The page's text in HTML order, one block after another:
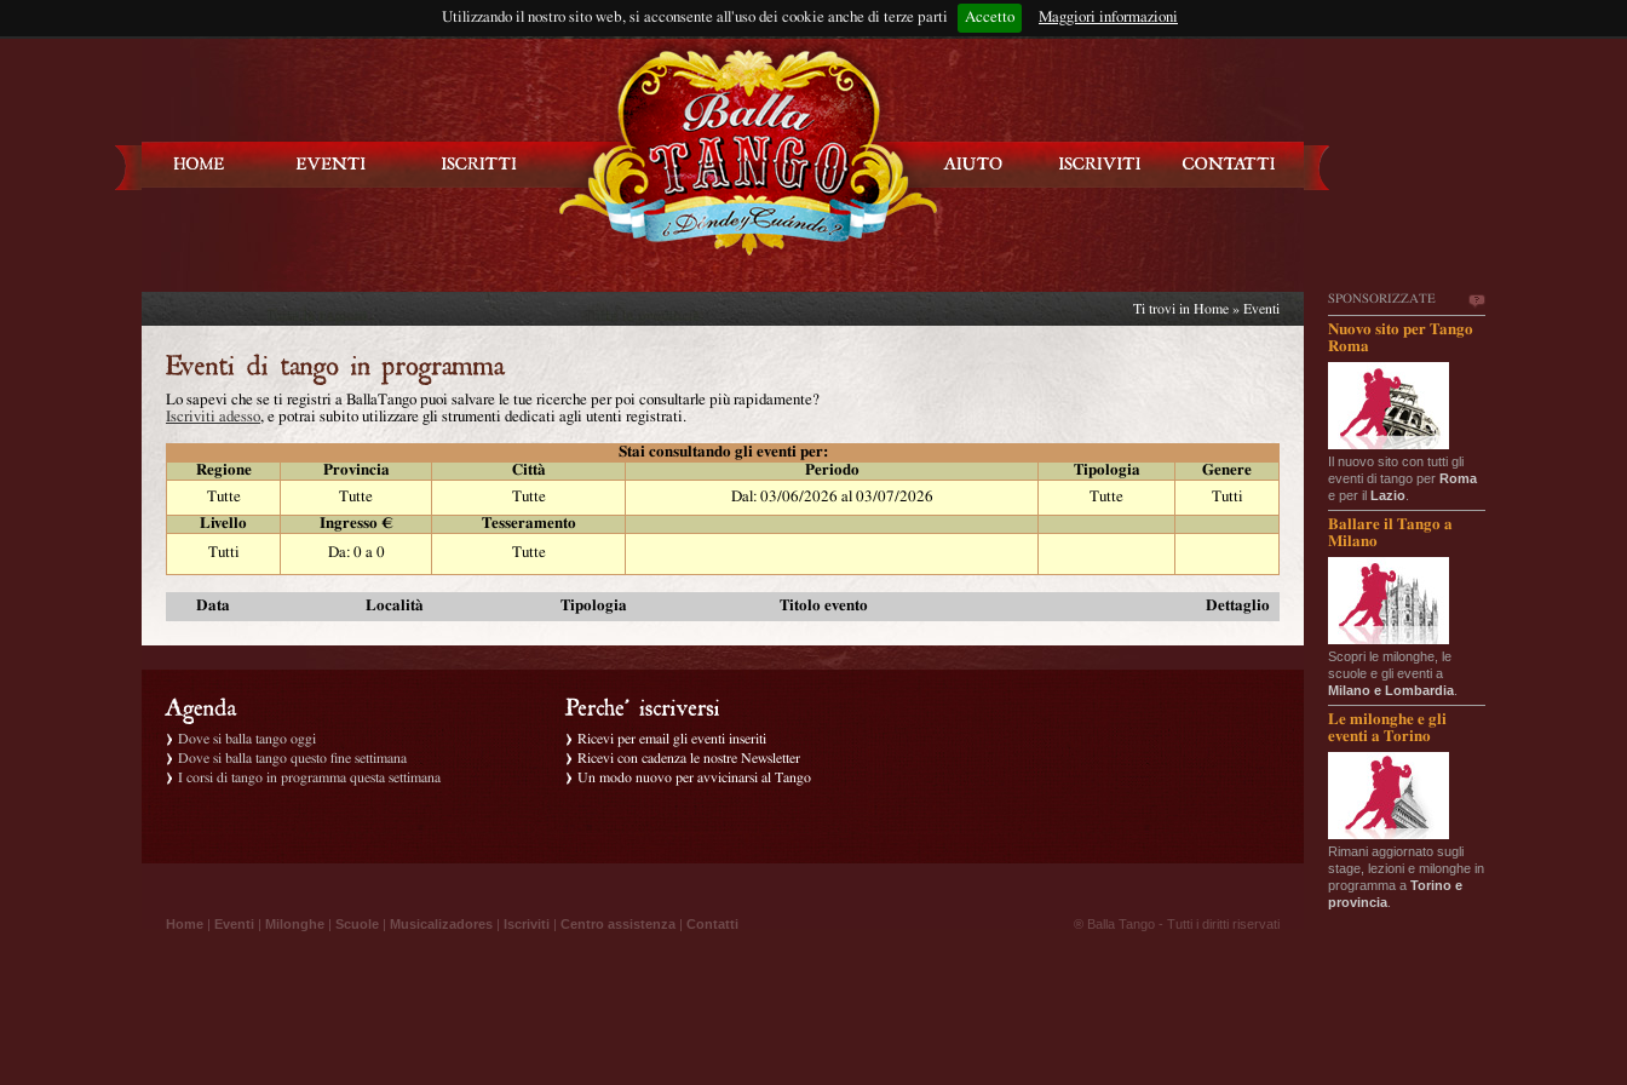
Utilizzando il nostro sito web, si acconsente all'uso dei cookie anche di terze parti Accetto Maggiori informazioni
Rimani connesso?
SPONSORIZZATE
Nuovo sito per Tango
Roma
Il nuovo sito con tutti gli
eventi di tango per Roma
e per il Lazio
Ballare il Tango a
Milano
Scopri le milonghe, le
scuole e gli eventi a
Milano e Lombardia
Le milonghe e gli
eventi a Torino
Rimani aggiornato sugli
stage, lezioni e milonghe in
programma a Torino e
provincia
Ti trovi in Home » Eventi
Lo sapevi che se ti registri a BallaTango puoi salvare le tue ricerche per poi consultarle più rapidamente?
Iscriviti adesso, e potrai subito utilizzare gli strumenti dedicati agli utenti registrati.
Stai consultando gli eventi per:
Regione
Provincia Città Periodo Tipologia
Genere
Tutte
Tutte Tutte Dal: 03/06/2026 al 03/07/2026 Tutte
Tutti
Livello
Ingresso €
Tesseramento
Tutti
Da: 0 a 0 Tutte
Data Località Tipologia Titolo evento Dettaglio
Dove si balla tango oggi
Dove si balla tango questo fine settimana
I corsi di tango in programma questa settimana
Ricevi per email gli eventi inseriti
Ricevi con cadenza le nostre Newsletter
Un modo nuovo per avvicinarsi al Tango
Home | Eventi | Milonghe | Scuole | Musicalizadores | Iscriviti | Centro assistenza | Contatti ® Balla Tango - Tutti i diritti riservati